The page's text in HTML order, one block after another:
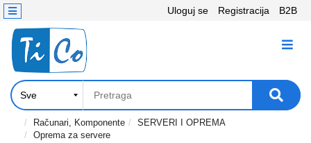
Uloguj se Registracija B2B
KATEGORIJE
Računari,
Komponente
Laptop
Kontakt
Računari, Komponente
SERVERI I OPREMA
Oprema za servere